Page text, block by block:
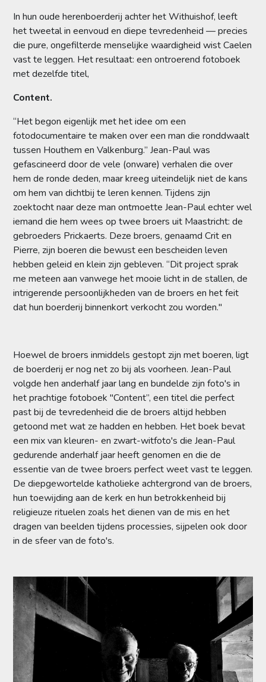
In hun oude herenboerderij achter het Withuishof, leeft
het tweetal in eenvoud en diepe tevredenheid — precies
die pure, ongefilterde menselijke waardigheid wist Caelen
vast te leggen. Het resultaat: een ontroerend fotoboek
met dezelfde titel,
Content.
“Het begon eigenlijk met het idee om een
fotodocumentaire te maken over een man die ronddwaalt
tussen Houthem en Valkenburg.” Jean-Paul was
gefascineerd door de vele (onware) verhalen die over
hem de ronde deden, maar kreeg uiteindelijk niet de kans
om hem van dichtbij te leren kennen. Tijdens zijn
zoektocht naar deze man ontmoette Jean-Paul echter wel
iemand die hem wees op twee broers uit Maastricht: de
gebroeders Prickaerts. Deze broers, genaamd Crit en
Pierre, zijn boeren die bewust een bescheiden leven
hebben geleid en klein zijn gebleven. “Dit project sprak
me meteen aan vanwege het mooie licht in de stallen, de
intrigerende persoonlijkheden van de broers en het feit
dat hun boerderij binnenkort verkocht zou worden."
Hoewel de broers inmiddels gestopt zijn met boeren, ligt
de boerderij er nog net zo bij als voorheen. Jean-Paul
volgde hen anderhalf jaar lang en bundelde zijn foto's in
het prachtige fotoboek ''Content”, een titel die perfect
past bij de tevredenheid die de broers altijd hebben
getoond met wat ze hadden en hebben. Het boek bevat
een mix van kleuren- en zwart-witfoto's die Jean-Paul
gedurende anderhalf jaar heeft genomen en die de
essentie van de twee broers perfect weet vast te leggen.
De diepgewortelde katholieke achtergrond van de broers,
hun toewijding aan de kerk en hun betrokkenheid bij
religieuze rituelen zoals het dienen van de mis en het
dragen van beelden tijdens processies, sijpelen ook door
in de sfeer van de foto's.